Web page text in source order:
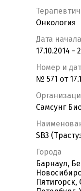
Онкология
Дата
17.10.2014 -
Номер и
№ 571 от
Самсунг
SB3
Города
Барнаул,
Пятигорск,